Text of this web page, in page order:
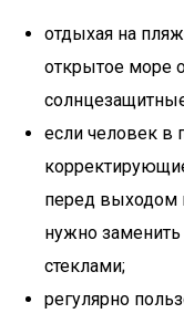
отдыхая на
открытое море
если человек в
перед выходом
нужно
стеклами;
регулярно